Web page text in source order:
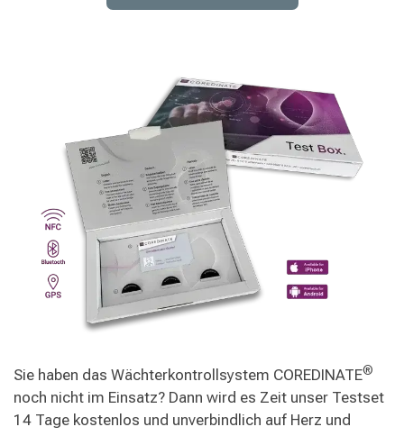
Sie haben das Wächterkontrollsystem COREDINATE®
noch nicht im Einsatz? Dann wird es Zeit unser Testset
14 Tage kostenlos und unverbindlich auf Herz und